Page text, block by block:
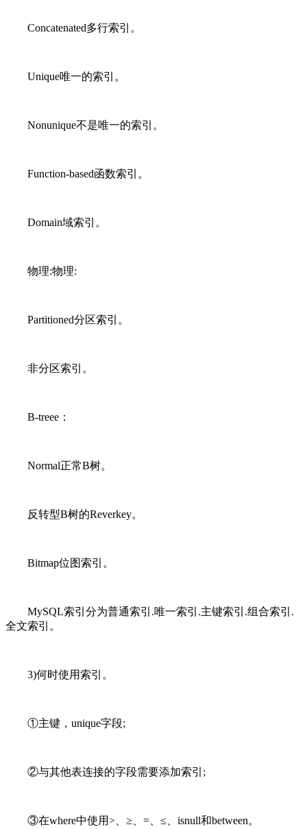
Concatenated多行索引。
Unique唯一的索引。
Nonunique不是唯一的索引。
Function-based函数索引。
Domain域索引。
物理:物理:
Partitioned分区索引。
非分区索引。
B-treee：
Normal正常B树。
反转型B树的Reverkey。
Bitmap位图索引。
MySQL索引分为普通索引.唯一索引.主键索引.组合索引.
全文索引。
3)何时使用索引。
①主键，unique字段;
②与其他表连接的字段需要添加索引;
③在where中使用>、≥、=、≤、isnull和between。